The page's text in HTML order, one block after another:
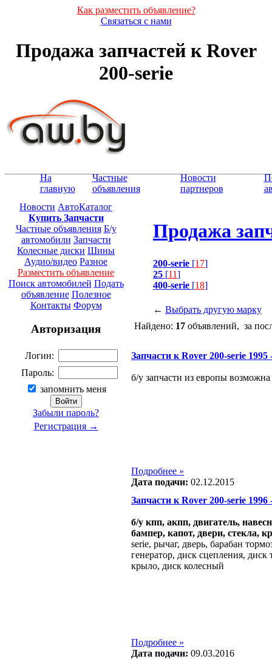
Как разместить объявление?
Связаться с нами
Продажа запчастей к Rover
200-serie
На
главную
Частные
объявления
Новости
партнеров
Новости АвтоКаталог
Купить Запчасти
Частные объявления Б/у
автомобили Запчасти
Колесные диски Шины
Аудио/видео Разное
Разместить объявление
Поиск автомобилей Подать
объявление Полезное
Контакты Форум
Авторизация
Логин:
Пароль:
запомнить меня
Забыли пароль?
Регистрация →
Продажа
200-serie [17]
25 [11]
400-serie [18]
← Выбрать другую марку
Найдено: 17объявлений, за
Запчасти к Rover 200-serie 1995
б/у запчасти из европы
Подробнее »
Дата подачи: 02.12.2015
Запчасти к Rover 200-serie 1996
б/у кпп, акпп, двигатель,
бампер, капот, двери, стекла,
serie, рычаг, дверь, барабан
генератор, диск сцепления,
крыло, диск колесный
Подробнее »
Дата подачи: 09.03.2016